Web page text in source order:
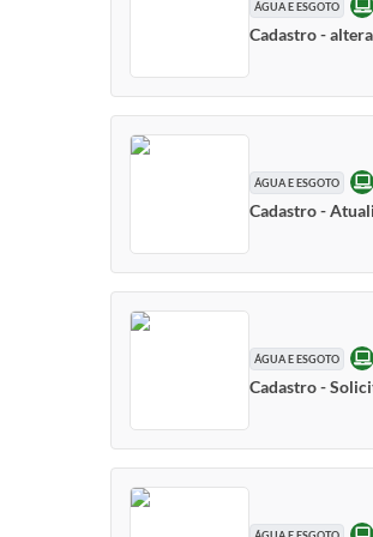
ÁGUA E ESGOTO
Cadastro -
ÁGUA E ESGOTO
Cadastro -
ÁGUA E ESGOTO
Cadastro -